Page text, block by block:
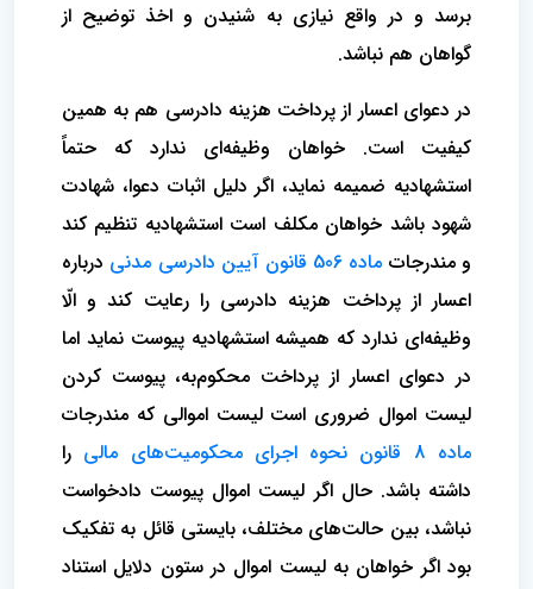
برسد و در واقع نیازی به شنیدن و اخذ توضیح از
گواهان هم نباشد.
در دعوای اعسار از پرداخت هزینه دادرسی هم به همین
کیفیت است. خواهان وظیفه‌ای ندارد که حتماً
استشهادیه ضمیمه نماید، اگر دلیل اثبات دعوا، شهادت
شهود باشد خواهان مکلف است استشهادیه تنظیم کند
و مندرجات ماده 506 قانون آیین دادرسی مدنی
درباره
اعسار از پرداخت هزینه دادرسی را رعایت کند و الّا
وظیفه‌ای ندارد که همیشه استشهادیه پیوست نماید اما
در دعوای اعسار از پرداخت محکوم‌به، پیوست کردن
لیست اموال ضروری است لیست اموالی که مندرجات
ماده 8 قانون نحوه اجرای محکومیت‌های مالی
را
داشته باشد. حال اگر لیست اموال پیوست دادخواست
نباشد، بین حالت‌های مختلف، بایستی قائل به تفکیک
بود اگر خواهان به لیست اموال در ستون دلایل استناد